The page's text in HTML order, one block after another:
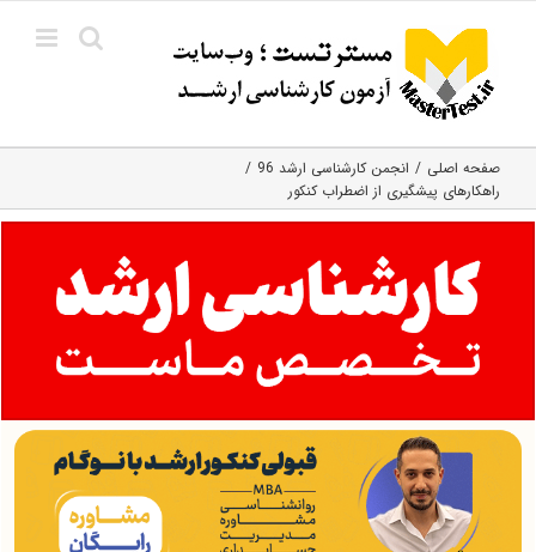
content
صفحه اصلی
انجمن کارشناسی ارشد 96
راهکارهای پیشگیری از اضطراب کنکور